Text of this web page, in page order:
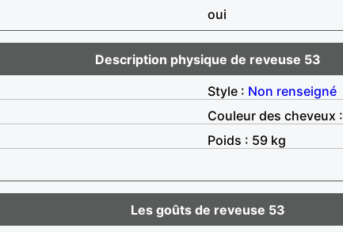
oui
Description physique de reveuse 53
Style : Non renseigné
Couleur des cheveux :
Poids : 59 kg
Les goûts de reveuse 53